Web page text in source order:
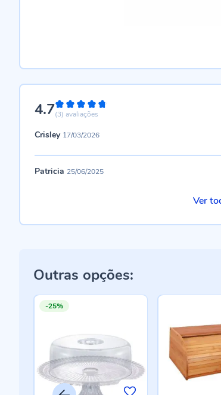
4.794%
(3) avaliações
Crisley 17/03/2026
Patricia 25/06/2025
Ver
Outras opções:
-25%